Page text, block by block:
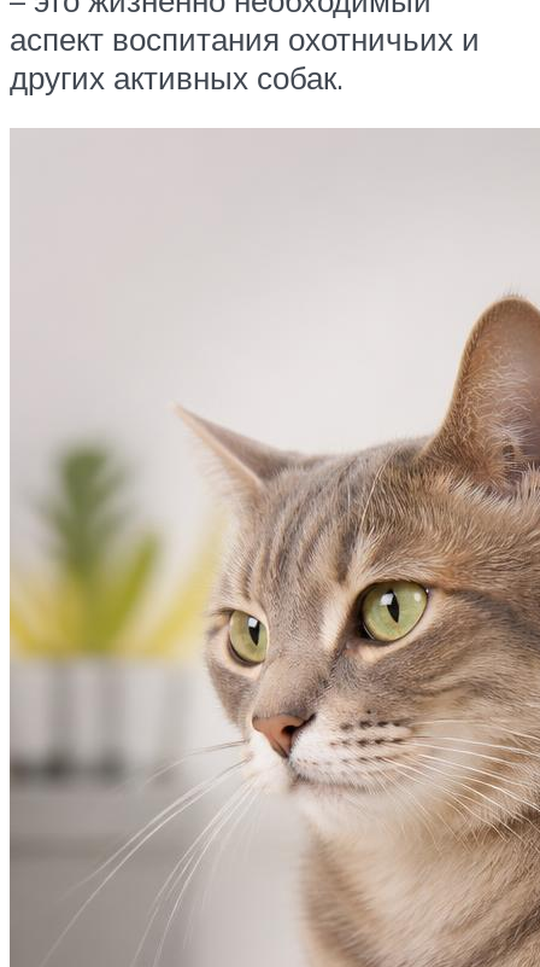
аспект воспитания охотничьих и
других активных собак.